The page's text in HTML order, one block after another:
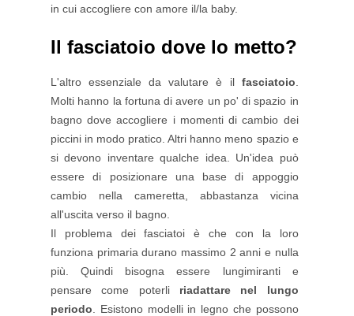
in cui accogliere con amore il/la baby.
Il fasciatoio dove lo metto?
L'altro essenziale da valutare è il fasciatoio
Molti hanno la fortuna di avere un po' di spazio in
bagno dove accogliere i momenti di cambio dei
piccini in modo pratico. Altri hanno meno spazio e
si devono inventare qualche idea. Un'idea può
essere di posizionare una base di appoggio
cambio nella cameretta, abbastanza vicina
all'uscita verso il bagno.
Il problema dei fasciatoi è che con la loro
funziona primaria durano massimo 2 anni e nulla
più. Quindi bisogna essere lungimiranti e
pensare come poterli riadattare nel lungo
periodo . Esistono modelli in legno che possono